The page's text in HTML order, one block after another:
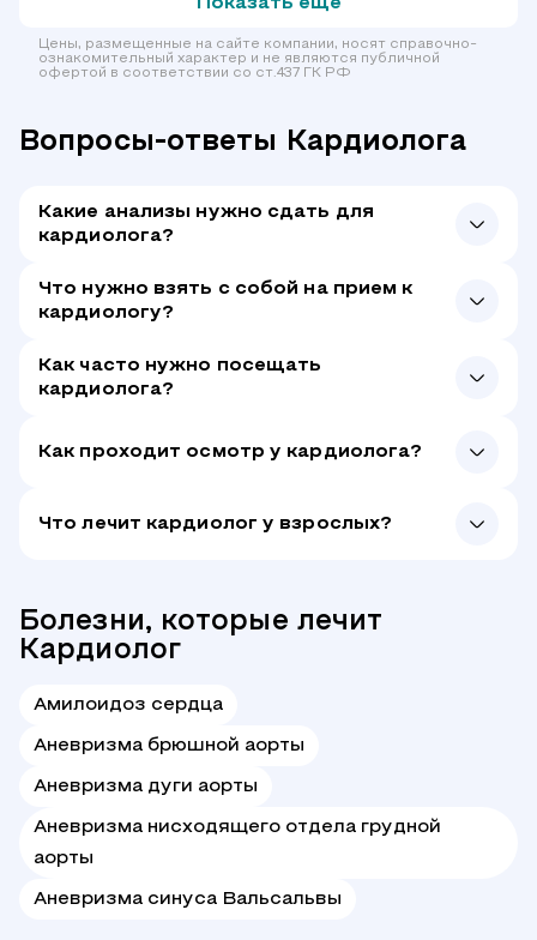
Показать еще
Цены, размещенные на сайте компании, носят справочно-
ознакомительный характер и не являются публичной
офертой в соответствии со ст.437 ГК РФ
Вопросы-ответы Кардиолога
Какие анализы нужно сдать для
кардиолога?
Что нужно взять с собой на прием к
кардиологу?
Как часто нужно посещать
кардиолога?
Как проходит осмотр у кардиолога?
Что лечит кардиолог у взрослых?
Болезни, которые лечит
Кардиолог
Амилоидоз сердца
Аневризма брюшной аорты
Аневризма дуги аорты
Аневризма нисходящего отдела грудной
аорты
Аневризма синуса Вальсальвы